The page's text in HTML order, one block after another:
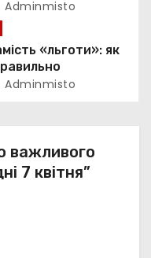
Adminmisto
«льготи»: як
Adminmisto
важливого
7 квітня”